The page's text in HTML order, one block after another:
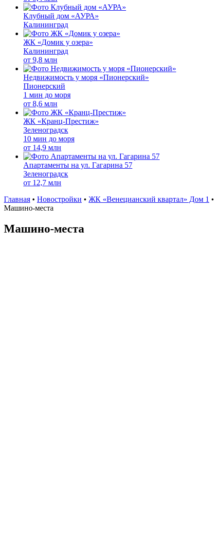
Клубный дом «АУРА»
Калининград
ЖК «Домик у озера»
Калининград
от 9,8 млн
Недвижимость у моря «Пионерский»
Пионерский
1 мин до моря
от 8,6 млн
ЖК «Кранц-Престиж»
Зеленоградск
10 мин до моря
от 14,9 млн
Апартаменты на ул. Гагарина 57
Зеленоградск
от 12,7 млн
Главная • Новостройки • ЖК «Венецианский квартал» Дом 1 •
Машино-места
Машино-места